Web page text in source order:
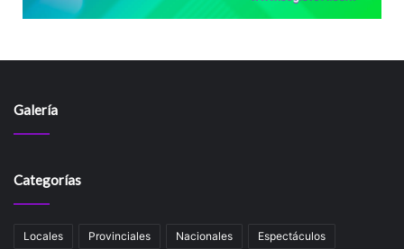
Galería
Categorías
Locales Provinciales Nacionales Espectáculos